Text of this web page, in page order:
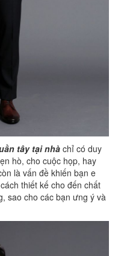
tây tại nhà chỉ có duy
hò, cho cuộc họp, hay
là vấn đề khiến bạn e
thiết kế cho đến chất
sao cho các bạn ưng ý và